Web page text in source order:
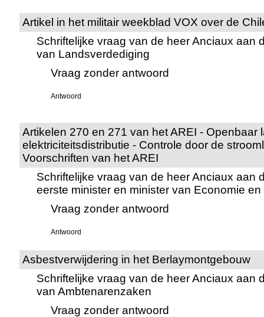
Artikel in het militair weekblad VOX over de
Schriftelijke vraag van de heer Anciaux aan
van Landsverdediging
Vraag zonder antwoord
Antwoord
Artikelen 270 en 271 van het AREI - Openbaar
elektriciteitsdistributie - Controle door de
Voorschriften van het AREI
Schriftelijke vraag van de heer Anciaux aan
eerste minister en minister van Economie
Vraag zonder antwoord
Antwoord
Asbestverwijdering in het Berlaymontgebouw
Schriftelijke vraag van de heer Anciaux aan
van Ambtenarenzaken
Vraag zonder antwoord